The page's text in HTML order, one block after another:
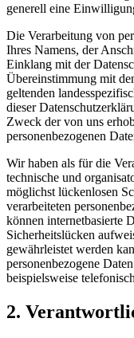
generell eine
Die Verarbeitung von
Ihres Namens, der
Einklang mit der
Übereinstimmung mit
geltenden
dieser
Zweck der von uns
personenbezogenen
Wir haben als für die
technische und
möglichst lückenlosen
verarbeiteten
können internetbasierte
Sicherheitslücken
gewährleistet werden
personenbezogene
beispielsweise
2.